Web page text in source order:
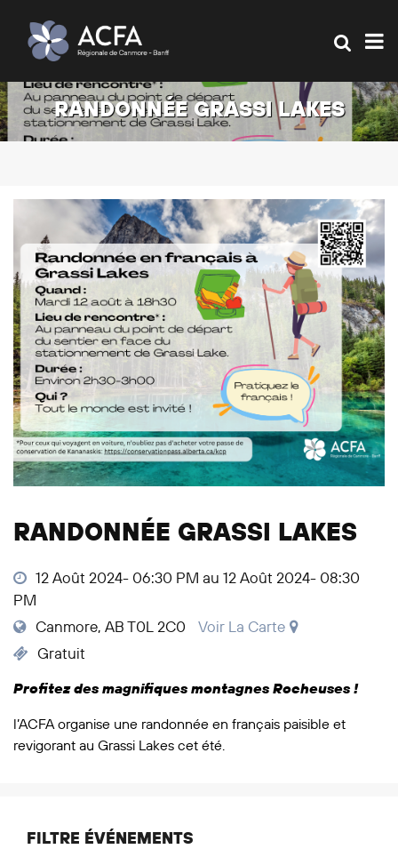
RANDONNÉE GRASSI LAKES
RANDONNÉE GRASSI LAKES
12 Août 2024- 06:30 PM au 12 Août 2024- 08:30
PM
Canmore, AB T0L 2C0
Voir La Carte
Gratuit
Profitez des magnifiques montagnes Rocheuses !
l’ACFA organise une randonnée en français paisible et
revigorant au Grassi Lakes cet été.
FILTRE ÉVÉNEMENTS